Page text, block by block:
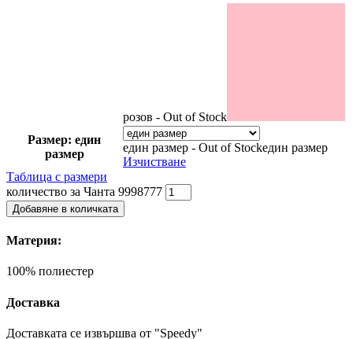
розов - Out of Stock
Размер: един
размер
един размер - Out of Stockедин размер
Изчистване
Таблица с размери
количество за Чанта 9998777
Добавяне в количката
Материя:
100% полиестер
Доставка
Доставката се извършва от "Speedy"